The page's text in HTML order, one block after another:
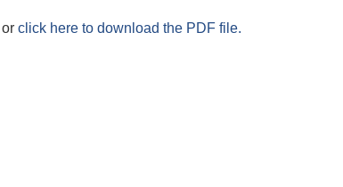
or click here to download the PDF file.